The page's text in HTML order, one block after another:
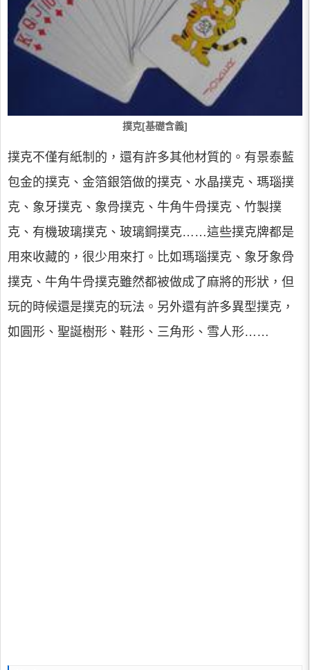
撲克[基礎含義]
撲克不僅有紙制的，還有許多其他材質的。有景泰藍
包金的撲克、金箔銀箔做的撲克、水晶撲克、瑪瑙撲
克、象牙撲克、象骨撲克、牛角牛骨撲克、竹製撲
克、有機玻璃撲克、玻璃鋼撲克……這些撲克牌都是
用來收藏的，很少用來打。比如瑪瑙撲克、象牙象骨
撲克、牛角牛骨撲克雖然都被做成了麻將的形狀，但
玩的時候還是撲克的玩法。另外還有許多異型撲克，
如圓形、聖誕樹形、鞋形、三角形、雪人形……